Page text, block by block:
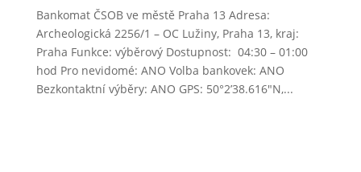
Bankomat ČSOB ve městě Praha 13 Adresa:
Archeologická 2256/1 – OC Lužiny, Praha 13, kraj:
Praha Funkce: výběrový Dostupnost: 04:30 – 01:00
hod Pro nevidomé: ANO Volba bankovek: ANO
Bezkontaktní výběry: ANO GPS: 50°2’38.616″N,...